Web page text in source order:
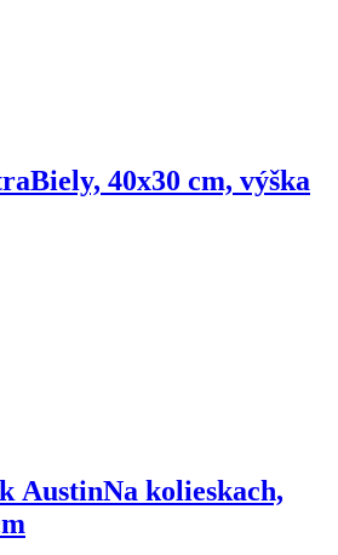
Biely, 40x30 cm, výška
AustinNa kolieskach,